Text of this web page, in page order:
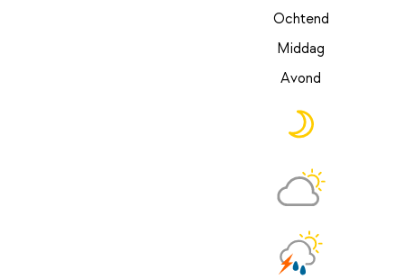
Ochtend
Middag
Avond